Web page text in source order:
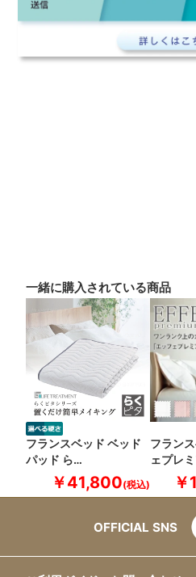
一緒に購入されている商品
フランスベッド ベッド
パッド ら…
￥41,800
フラン
ェプレ
OFFICIAL SNS